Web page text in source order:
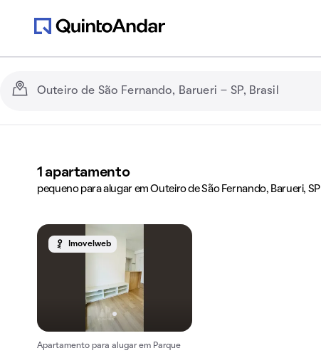
1 apartamento
pequeno para alugar em Outeiro de São Fernando, Barueri, SP
Imovelweb
Apartamento para alugar em Parque